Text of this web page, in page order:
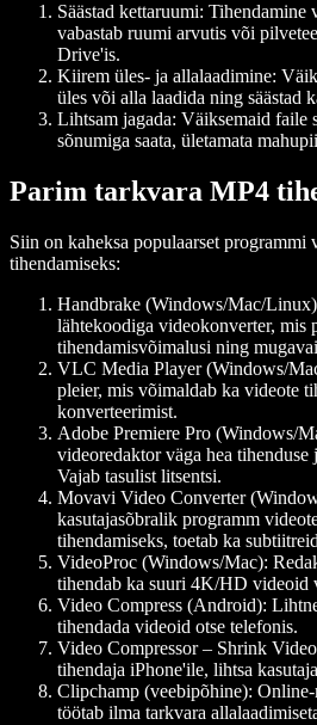
Säästad kettaruumi: Tihendamine
vabastab ruumi arvutis või
Drive'is.
Kiirem üles- ja allalaadimine:
üles või alla laadida ning säästad
Lihtsam jagada: Väiksemaid faile
sõnumiga saata, ületamata
Parim tarkvara MP4
Siin on kaheksa populaarset programmi
tihendamiseks:
Handbrake (Windows/Mac/
lähtekoodiga videokonverter, mis
tihendamisvõimalusi ning
VLC Media Player (Windows/
pleier, mis võimaldab ka videote
konverteerimist.
Adobe Premiere Pro (Windows/
videoredaktor väga hea
Vajab tasulist litsentsi.
Movavi Video Converter
kasutajasõbralik programm
tihendamiseks, toetab ka
VideoProc (Windows/Mac):
tihendab ka suuri 4K/HD videoid
Video Compress (Android):
tihendada videoid otse telefonis.
Video Compressor – Shrink
tihendaja iPhone'ile, lihtsa
Clipchamp (veebipõhine): Online-
töötab ilma tarkvara